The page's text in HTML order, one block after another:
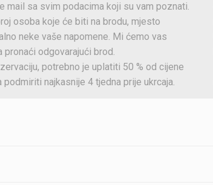
mail sa svim podacima koji su vam poznati.
osoba koje će biti na brodu, mjesto
neke vaše napomene. Mi ćemo vas
odgovarajući brod.
potrebno je uplatiti 50 % od cijene
najkasnije 4 tjedna prije ukrcaja.